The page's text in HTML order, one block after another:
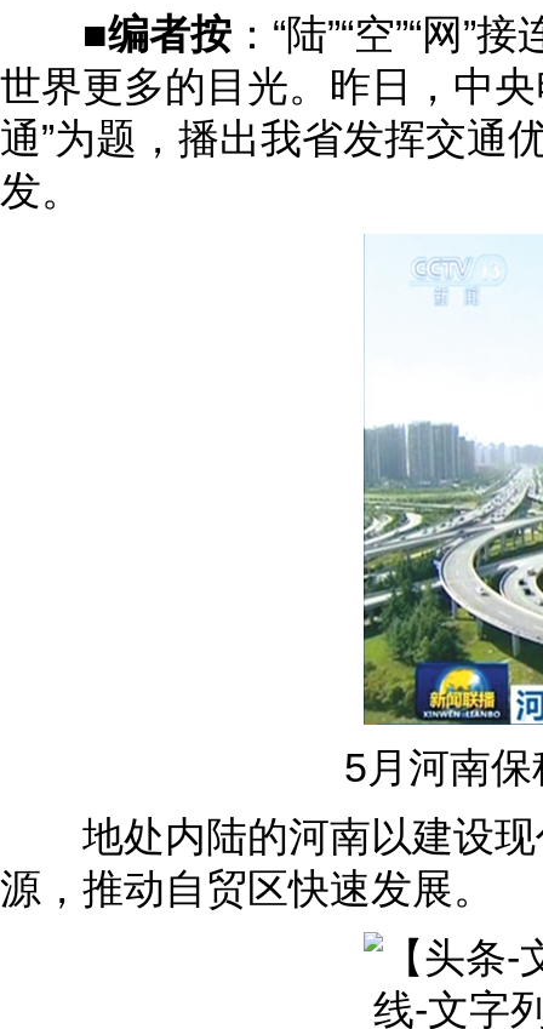
■编者按 ：“陆”“空”“网
世界更多的目光。昨日，中
通”为题，播出我省发挥交通
发。
5月河南保
地处内陆的河南以建设现
源，推动自贸区快速发展。